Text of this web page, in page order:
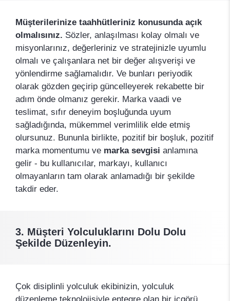
Müşterilerinize taahhütleriniz konusunda açık
olmalısınız. Sözler, anlaşılması kolay olmalı ve
misyonlarınız, değerleriniz ve stratejinizle uyumlu
olmalı ve çalışanlara net bir değer alışverişi ve
yönlendirme sağlamalıdır. Ve bunları periyodik
olarak gözden geçirip güncelleyerek rekabette bir
adım önde olmanız gerekir. Marka vaadi ve
teslimat, sıfır deneyim boşluğunda uyum
sağladığında, mükemmel verimlilik elde etmiş
olursunuz. Bununla birlikte, pozitif bir boşluk, pozitif
marka momentumu ve marka sevgisi anlamına
gelir - bu kullanıcılar, markayı, kullanıcı
olmayanların tam olarak anlamadığı bir şekilde
takdir eder.
3. Müşteri Yolculuklarını Dolu Dolu
Şekilde Düzenleyin.
Çok disiplinli yolculuk ekibinizin, yolculuk